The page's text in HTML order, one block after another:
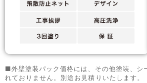
■外壁塗装パック価格には、その他塗装、シ
れておりません。別途お見積りいたします。